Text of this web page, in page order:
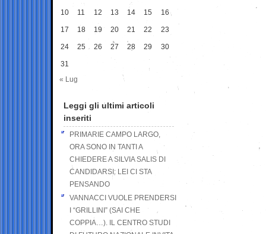
10 11 12 13 14 15 16
17 18 19 20 21 22 23
24 25 26 27 28 29 30
31
« Lug
Leggi gli ultimi articoli
inseriti
PRIMARIE CAMPO LARGO,
ORA SONO IN TANTI A
CHIEDERE A SILVIA SALIS DI
CANDIDARSI: LEI CI STA
PENSANDO
VANNACCI VUOLE PRENDERSI
I “GRILLINI” (SAI CHE
COPPIA…). IL CENTRO STUDI